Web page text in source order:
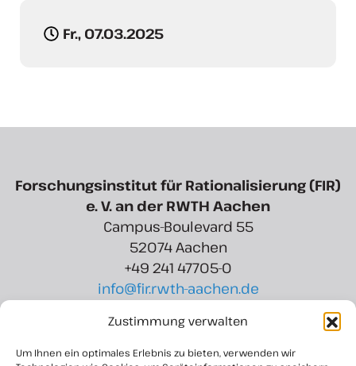
Zustimmung verwalten
Um Ihnen ein optimales Erlebnis zu bieten, verwenden wir
Fr., 07.03.2025
Forschungsinstitut für Rationalisierung (FIR)
e. V. an der RWTH Aachen
Campus-Boulevard 55
52074 Aachen
+49 241 47705-0
info@fir.rwth-aachen.de
Region Aachen Zweckverband
Rotter Bruch 6